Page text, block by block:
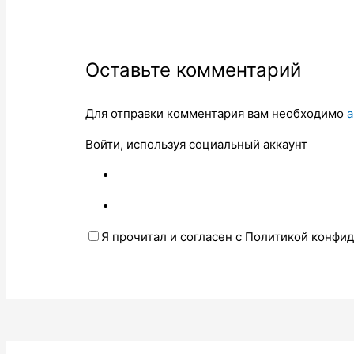
Оставьте комментарий
Для отправки комментария вам необходимо
Войти, используя социальный аккаунт
Я прочитал и согласен с Политикой